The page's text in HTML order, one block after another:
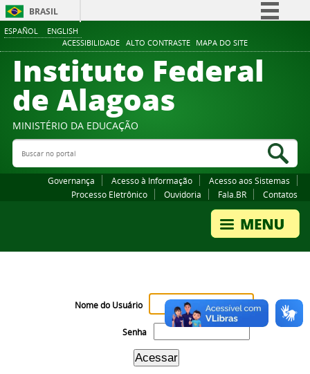
ESPAÑOL ENGLISH
ACESSIBILIDADE ALTO CONTRASTE MAPA DO SITE
BRASIL
Comunica BR
Participe
Canais
Instituto Federal
de Alagoas
MINISTÉRIO DA EDUCAÇÃO
Buscar no portal
Governança Acesso à Informação
Acesso aos Sistemas
Processo Eletrônico
Ouvidoria Fala.BR Contatos
Nome do Usuário
Senha